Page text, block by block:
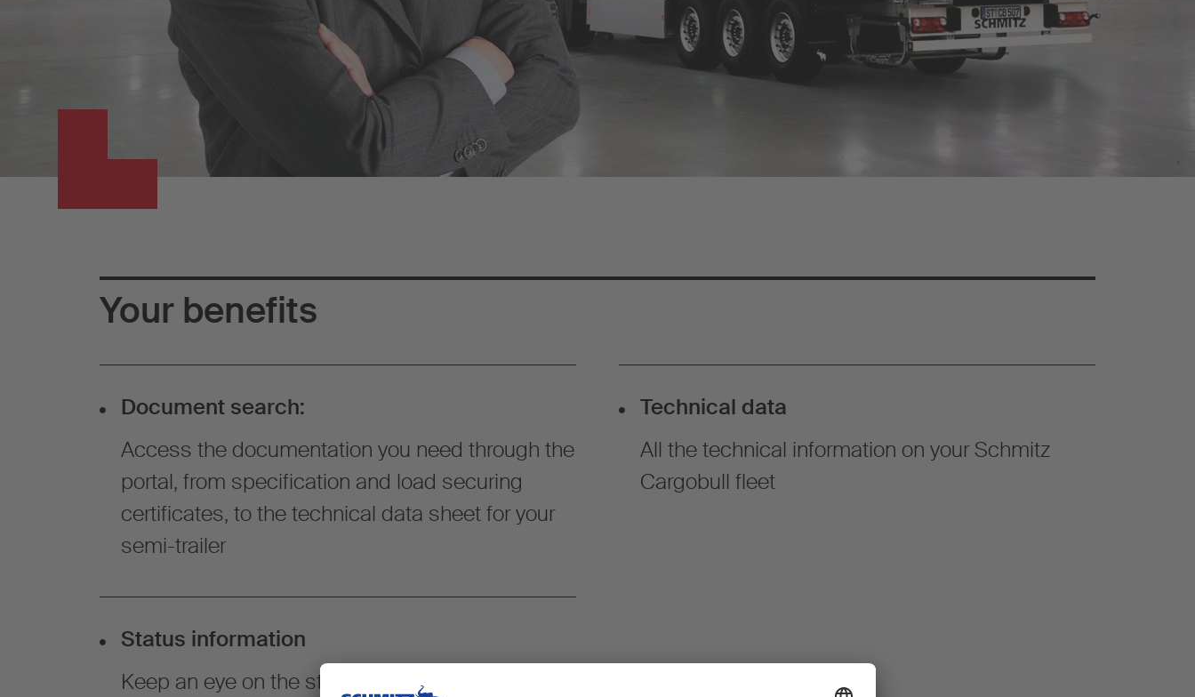
Your benefits
Document search:
Access the documentation you need through the
portal, from specification and load securing
certificates, to the technical data sheet for your
semi-trailer
Technical data
All the technical information on your Schmitz
Cargobull fleet
Status information
Keep an eye on the status of your order